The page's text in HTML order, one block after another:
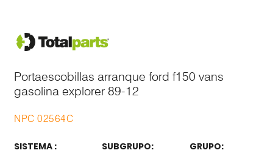
Portaescobillas arranque ford f150 vans
gasolina explorer 89-12
NPC 02564C
SISTEMA : SUBGRUPO: GRUPO: